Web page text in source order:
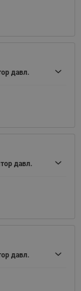
давл.
давл.
давл.